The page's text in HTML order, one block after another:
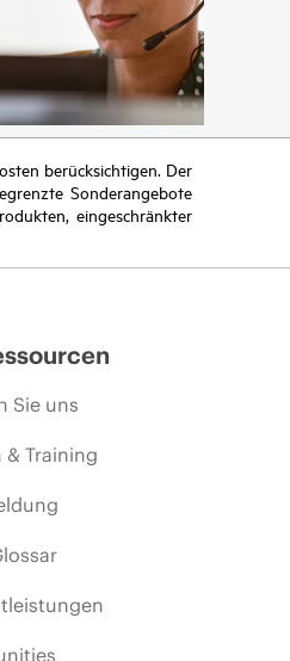
berücksichtigen. Der
Sonderangebote
eingeschränkter
Sie uns
Training